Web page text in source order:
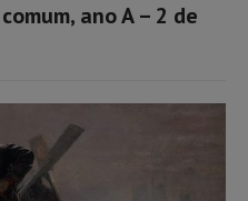
ano A – 2 de